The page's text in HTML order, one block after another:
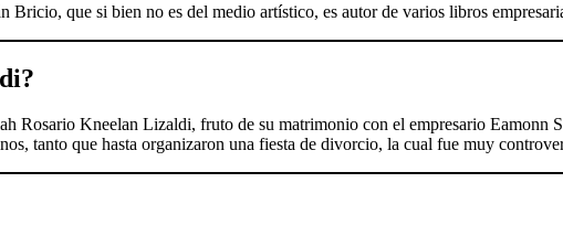
que si bien no es del medio artístico, es autor de varios libros
?
Rosario Kneelan Lizaldi, fruto de su matrimonio con el empresario Eamonn
tanto que hasta organizaron una fiesta de divorcio, la cual fue muy